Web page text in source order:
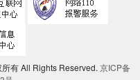
有 All Rights Reserved.京ICP备